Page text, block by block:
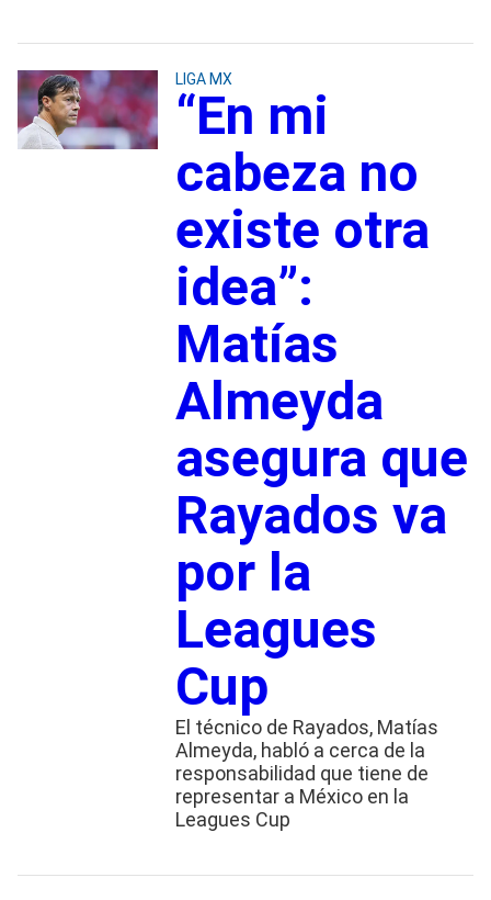
LIGA MX
“En mi
cabeza no
existe otra
idea”:
Matías
Almeyda
asegura que
Rayados va
por la
Leagues
Cup
El técnico de Rayados, Matías
Almeyda, habló a cerca de la
responsabilidad que tiene de
representar a México en la
Leagues Cup